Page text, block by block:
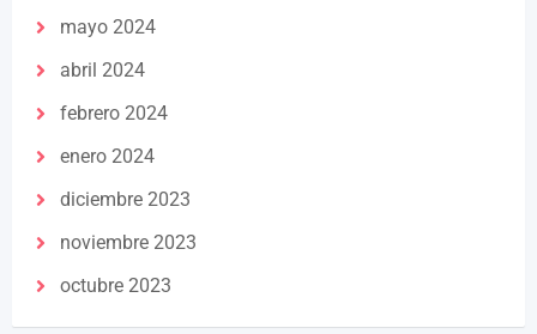
mayo 2024
abril 2024
febrero 2024
enero 2024
diciembre 2023
noviembre 2023
octubre 2023